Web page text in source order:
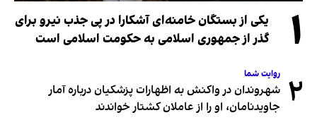
۱
یکی از بستگان خامنه‌ای آشکارا در پی جذب نیرو برای
گذر از جمهوری اسلامی به حکومت اسلامی است
۲ روایت شما
شهروندان در واکنش به اظهارات پزشکیان درباره آمار
جاویدنامان، او را از عاملان کشتار خواندند